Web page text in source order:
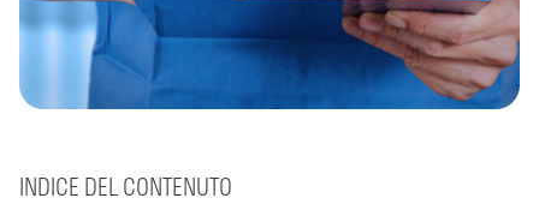
INDICE DEL CONTENUTO